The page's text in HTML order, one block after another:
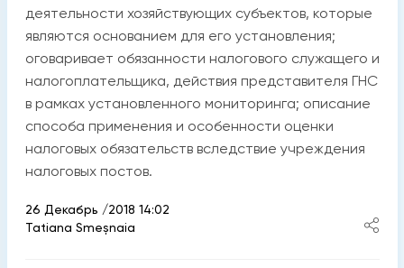
деятельности хозяйствующих субъектов, которые
являются основанием для его установления;
оговаривает обязанности налогового служащего и
налогоплательщика, действия представителя ГНС
в рамках установленного мониторинга; описание
способа применения и особенности оценки
налоговых обязательств вследствие учреждения
налоговых постов.
26 Декабрь /2018 14:02
Tatiana Smeșnaia